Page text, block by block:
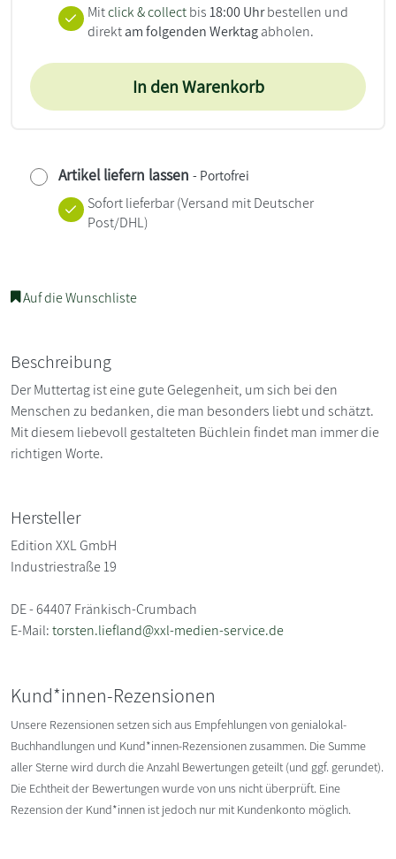
Mitclick & collect bis18:00 Uhrbestellen und
direktam folgenden Werktagabholen.
In den Warenkorb
Artikel liefern lassen - Portofrei
Sofort lieferbar(Versand mit Deutscher
Post/DHL)
Auf die Wunschliste
Beschreibung
Der Muttertag ist eine gute Gelegenheit, um sich bei den
Menschen zu bedanken, die man besonders liebt und schätzt.
Mit diesem liebevoll gestalteten Büchlein findet man immer die
richtigen Worte.
Hersteller
Edition XXL GmbH
Industriestraße 19
DE - 64407 Fränkisch-Crumbach
E-Mail:torsten.liefland@xxl-medien-service.de
Kund*innen-Rezensionen
Unsere Rezensionen setzen sich aus Empfehlungen von genialokal-
Buchhandlungen und Kund*innen-Rezensionen zusammen. Die Summe
aller Sterne wird durch die Anzahl Bewertungen geteilt (und ggf. gerundet).
Die Echtheit der Bewertungen wurde von uns nicht überprüft. Eine
Rezension der Kund*innen ist jedoch nur mit Kundenkonto möglich.